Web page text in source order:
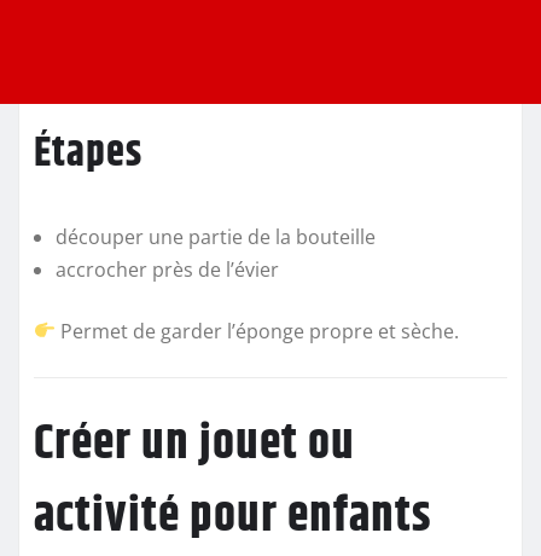
Étapes
découper une partie de la bouteille
accrocher près de l’évier
Permet de garder l’éponge propre et sèche.
Créer un jouet ou
activité pour enfants